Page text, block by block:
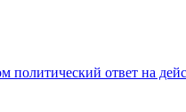
политический ответ на